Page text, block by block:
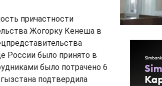
причастности
Жогорку Кенеша в
России было принято в
было потрачено 6
подтвердила